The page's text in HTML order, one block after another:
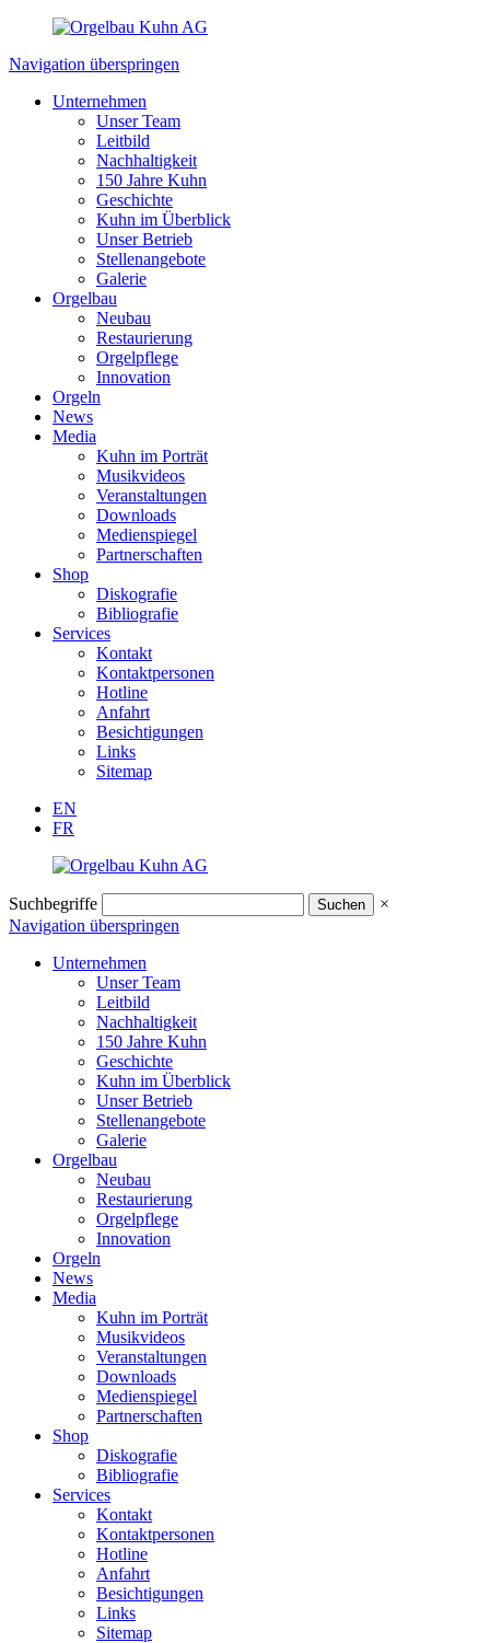
Navigation überspringen
Unternehmen
Unser Team
Leitbild
Nachhaltigkeit
150 Jahre Kuhn
Geschichte
Kuhn im Überblick
Unser Betrieb
Stellenangebote
Galerie
Orgelbau
Neubau
Restaurierung
Orgelpflege
Innovation
Orgeln
News
Media
Kuhn im Porträt
Musikvideos
Veranstaltungen
Downloads
Medienspiegel
Partnerschaften
Shop
Diskografie
Bibliografie
Services
Kontakt
Kontaktpersonen
Hotline
Anfahrt
Besichtigungen
Links
Sitemap
EN
FR
Suchbegriffe
×
Navigation überspringen
Unternehmen
Unser Team
Leitbild
Nachhaltigkeit
150 Jahre Kuhn
Geschichte
Kuhn im Überblick
Unser Betrieb
Stellenangebote
Galerie
Orgelbau
Neubau
Restaurierung
Orgelpflege
Innovation
Orgeln
News
Media
Kuhn im Porträt
Musikvideos
Veranstaltungen
Downloads
Medienspiegel
Partnerschaften
Shop
Diskografie
Bibliografie
Services
Kontakt
Kontaktpersonen
Hotline
Anfahrt
Besichtigungen
Links
Sitemap